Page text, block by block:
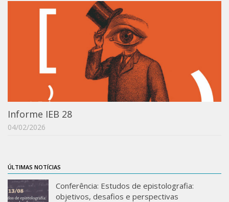
Dissertação Corrigida
Orientadores / Credenciamentos
Orientadores
Credenciamento / Recredenciamento de Orientador
Credenciamento / Recredenciamento de Disciplina
Notícias da Pós
Aluno Especial
Disciplinas de Pós-Graduação
2° semestre
Informe IEB 28
04/02/2026
ÚLTIMAS NOTÍCIAS
Conferência: Estudos de epistolografia:
objetivos, desafios e perspectivas